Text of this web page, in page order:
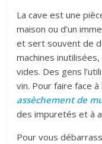
La cave est une
maison ou d’un
et sert souvent de
machines
vides. Des gens
vin. Pour faire face à
assèchement de
des impuretés et à
Pour vous